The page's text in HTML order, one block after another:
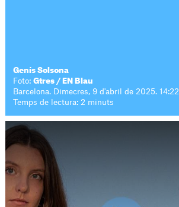
Genís Solsona
Foto:Gtres / EN Blau
Barcelona. Dimecres, 9 d'abril de 2025. 14:22
Temps de lectura: 2 minuts